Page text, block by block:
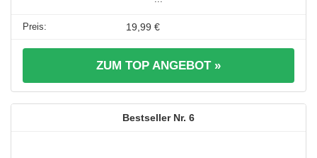
19,99 €
ZUM TOP ANGEBOT »
6